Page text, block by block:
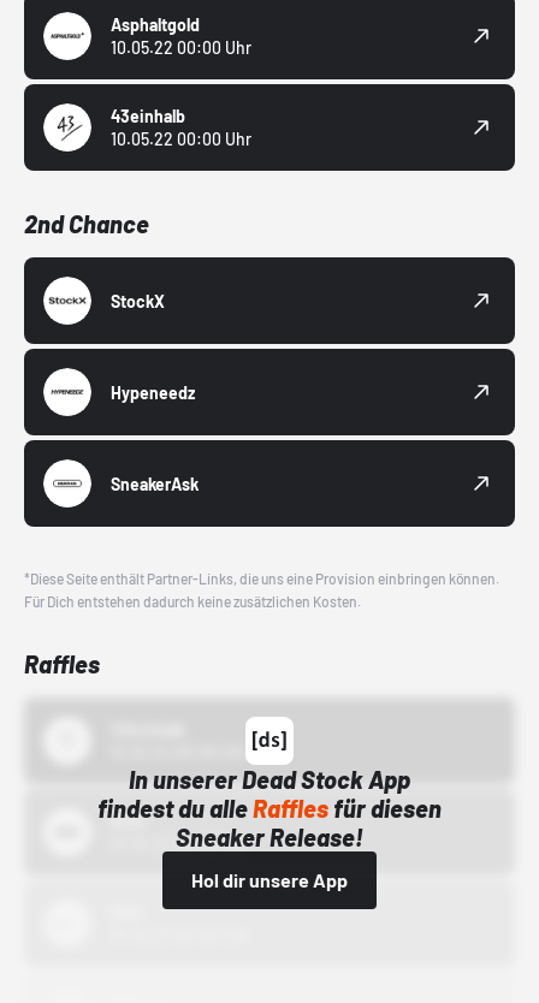
Asphaltgold
10.05.22 00:00 Uhr
43einhalb
10.05.22 00:00 Uhr
2nd Chance
StockX
Hypeneedz
SneakerAsk
*Diese Seite enthält Partner-Links, die uns eine Provision einbringen können.
Für Dich entstehen dadurch keine zusätzlichen Kosten.
Raffles
In unserer Dead Stock App
findest du alleRafflesfür diesen
Sneaker Release!
Hol dir unsere App
Bstn
01.10.22 00:00 Uhr